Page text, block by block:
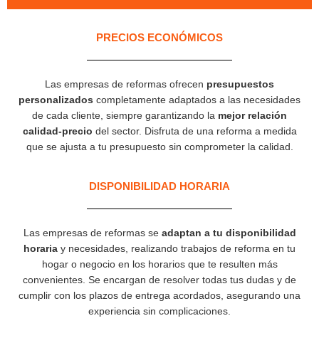
PRECIOS ECONÓMICOS
Las empresas de reformas ofrecen presupuestos
personalizados completamente adaptados a las necesidades
de cada cliente, siempre garantizando la mejor relación
calidad-precio del sector. Disfruta de una reforma a medida
que se ajusta a tu presupuesto sin comprometer la calidad.
DISPONIBILIDAD HORARIA
Las empresas de reformas se adaptan a tu disponibilidad
horaria y necesidades, realizando trabajos de reforma en tu
hogar o negocio en los horarios que te resulten más
convenientes. Se encargan de resolver todas tus dudas y de
cumplir con los plazos de entrega acordados, asegurando una
experiencia sin complicaciones.